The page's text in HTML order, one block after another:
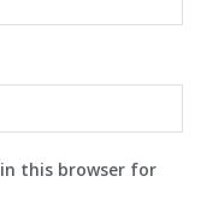
this browser for